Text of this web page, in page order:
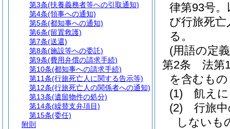
律第93号
び行旅死
る。
(用語の定
第2条
法第
を含むも
(1)
飢え
(2)
行旅
しないも
第3条(扶養義務者等への引取通知)
第4条(領事への通知)
第5条(都知事への通知)
第6条(留置救護)
第7条(送還)
第8条(施設等への委託)
第9条(費用弁償の請求手続)
第10条(都知事への請求手続)
第11条(行旅死亡人に関する告示等)
第12条(行旅死亡人の関係者への通知)
第13条(遺留物件の処分)
第14条(繰替支弁項目)
第15条(委任)
附則